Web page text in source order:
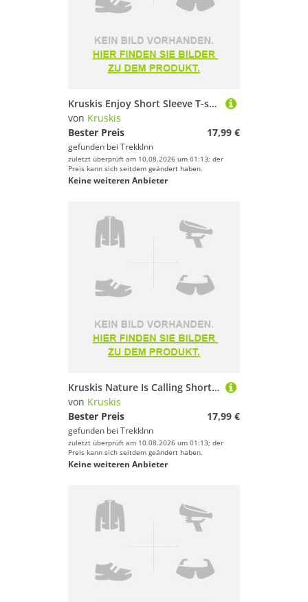
Kruskis Enjoy Short Sleeve T-shirt Schwarz S Mann
von Kruskis
Bester Preis
17,99 €
gefunden bei TrekkInn
zuletzt überprüft am 10.08.2026 um 01:13; der
Preis kann sich seitdem geändert haben.
Keine weiteren Anbieter
Kruskis Nature Is Calling Short Sleeve T-shirt Schwarz XL Mann
von Kruskis
Bester Preis
17,99 €
gefunden bei TrekkInn
zuletzt überprüft am 10.08.2026 um 01:13; der
Preis kann sich seitdem geändert haben.
Keine weiteren Anbieter